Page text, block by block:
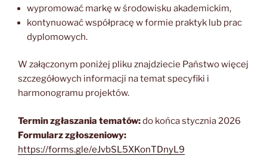
wypromować markę w środowisku akademickim,
kontynuować współpracę w formie praktyk lub prac
dyplomowych.
W załączonym poniżej pliku znajdziecie Państwo więcej
szczegółowych informacji na temat specyfiki i
harmonogramu projektów.
Termin zgłaszania tematów:do końca stycznia 2026
Formularz zgłoszeniowy:
https://forms.gle/eJvbSL5XKonTDnyL9